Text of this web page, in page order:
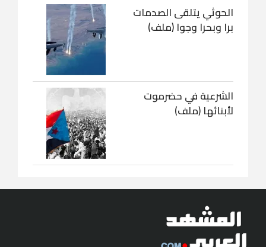
الحوثي يتلقى الصدمات
برا وبحرا وجوا (ملف)
الشرعية في حضرموت
لأبنائها (ملف)